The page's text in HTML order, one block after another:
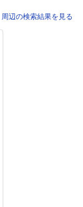
周辺の検索結果を見る